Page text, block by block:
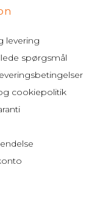
levering
spørgsmål
cookiepolitik